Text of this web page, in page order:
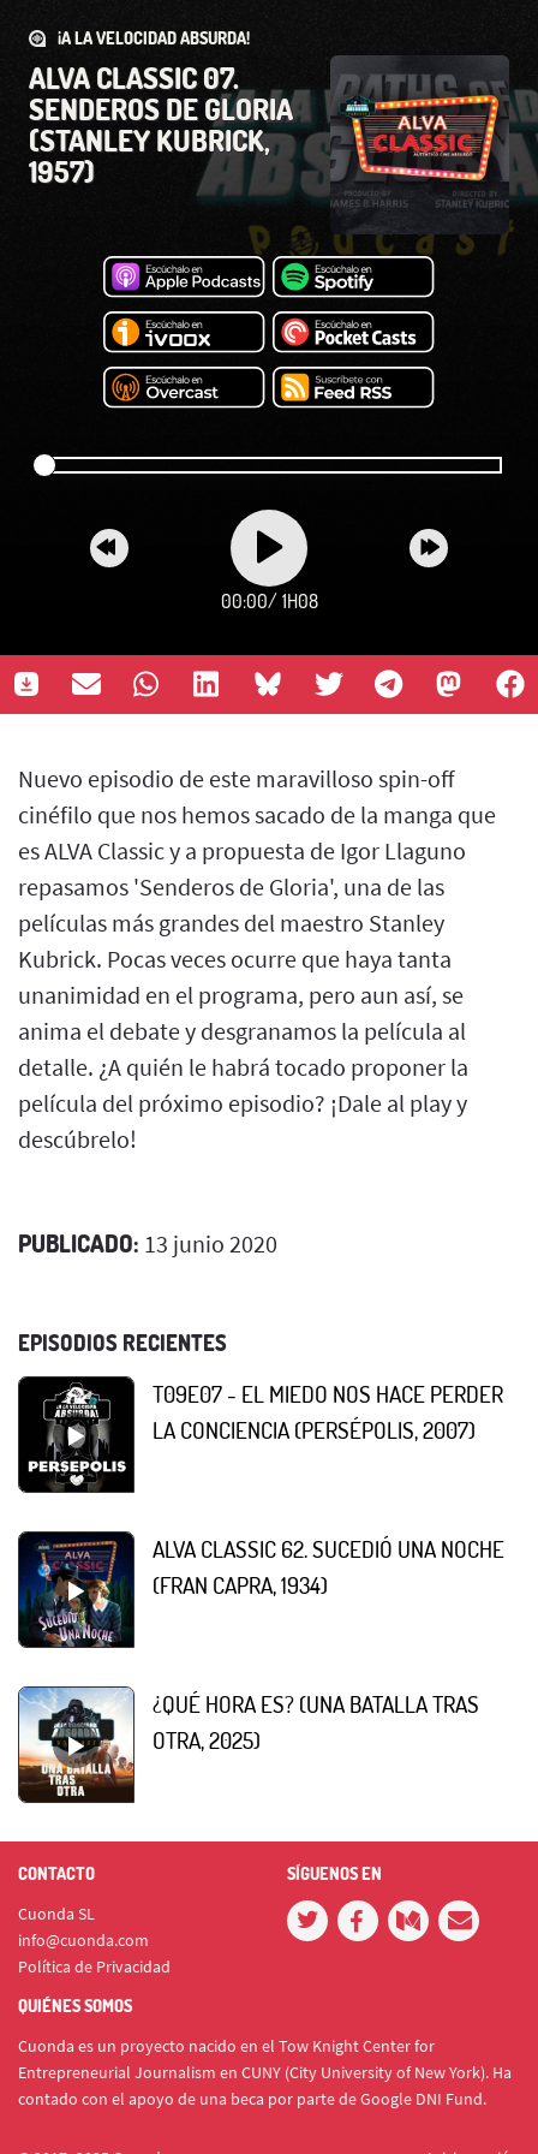
¡A LA VELOCIDAD ABSURDA!
ALVA CLASSIC 07.
SENDEROS DE GLORIA
(STANLEY KUBRICK,
1957)
00:00/ 1H08
Nuevo episodio de este maravilloso spin-off
cinéfilo que nos hemos sacado de la manga que
es ALVA Classic y a propuesta de Igor Llaguno
repasamos 'Senderos de Gloria', una de las
películas más grandes del maestro Stanley
Kubrick. Pocas veces ocurre que haya tanta
unanimidad en el programa, pero aun así, se
anima el debate y desgranamos la película al
detalle. ¿A quién le habrá tocado proponer la
película del próximo episodio? ¡Dale al play y
descúbrelo!
PUBLICADO: 13 junio 2020
EPISODIOS RECIENTES
T09E07 - EL MIEDO NOS HACE PERDER
LA CONCIENCIA (PERSÉPOLIS, 2007)
ALVA CLASSIC 62. SUCEDIÓ UNA NOCHE
(FRAN CAPRA, 1934)
¿QUÉ HORA ES? (UNA BATALLA TRAS
OTRA, 2025)
CONTACTO
Cuonda SL
info@cuonda.com
Política de Privacidad
SÍGUENOS EN
QUIÉNES SOMOS
Cuonda es un proyecto nacido en el Tow Knight Center for
Entrepreneurial Journalism en CUNY (City University of New York). Ha
contado con el apoyo de una beca por parte de Google DNI Fund.